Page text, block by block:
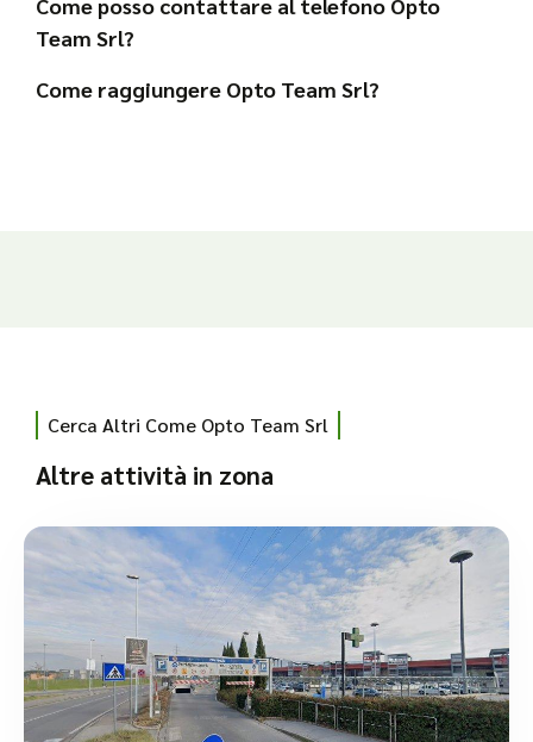
Come posso contattare al telefono Opto
Team Srl?
Come raggiungere Opto Team Srl?
Cerca Altri Come Opto Team Srl
Altre attività in zona